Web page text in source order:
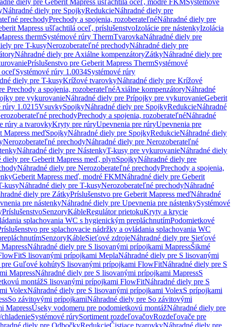
diely pre Geberit Mapress ušľachtilá oceľ, modré FKMSystémové
Náhradné diely pre SpojkyRedukcieNáhradné diely pre
prechodyPrechody a spojenia, rozoberateľnéNáhradné diely pre
Mapress ušľachtilá oceľ, príslušenstvoIzolácie pre nástenkyIzolácia
thermSystémové rúry ThermTvarovkaNáhradné diely pre
pre T-kusyNerozoberateľné prechodyNáhradné diely pre
Náhradné diely pre Axiálne kompenzátoryZátkyNáhradné diely pre
Príslušenstvo pre Geberit Mapress ThermSystémové
oceľSystémové rúry 1.0034Systémové rúry
diely pre T-kusyKrížové tvarovkyNáhradné diely pre Krížové
Prechody a spojenia, rozoberateľnéAxiálne kompenzátoryNáhradné
pre vykurovanieNáhradné diely pre Prípojky pre vykurovanieGeberit
rúry 1.0215VsuvkySpojkyNáhradné diely pre SpojkyRedukcieNáhradné
prechodyPrechody a spojenia, rozoberateľnéNáhradné
rúry a tvarovkyKryty pre rúryUpevnenia pre rúryUpevnenia pre
Mapress meďSpojkyNáhradné diely pre SpojkyRedukcieNáhradné diely
Nerozoberateľné prechodyNáhradné diely pre Nerozoberateľné
Náhradné diely pre NástenkyT-kusy pre vykurovanieNáhradné diely
diely pre Geberit Mapress meď, plynSpojkyNáhradné diely pre
Náhradné diely pre Nerozoberateľné prechodyPrechody a spojenia,
Geberit Mapress meď, modré FKMNáhradné diely pre Geberit
kusyNáhradné diely pre T-kusyNerozoberateľné prechodyNáhradné
diely pre ZátkyPríslušenstvo pre Geberit Mapress meďNáhradné
pre nástenkyNáhradné diely pre Upevnenia pre nástenkySystémové
PríslušenstvoSenzoryKábleRegulátor prietokuKryty a krycie
splachovania WC s hygienickým prepláchnutímPodomietkové
pre splachovacie nádržky a ovládania splachovania WC
SenzoryKábleSieťové zdrojeNáhradné diely pre Sieťové
Náhradné diely pre S lisovanými prípojkami MapressŠikmé
S lisovanými prípojkami MeplaNáhradné diely pre S lisovanými
pre Guľové kohútyS lisovanými prípojkami FlowFitNáhradné diely pre S
MapressNáhradné diely pre S lisovanými prípojkami MapressS
montážS lisovanými prípojkami FlowFitNáhradné diely pre S
VolexNáhradné diely pre S lisovanými prípojkami VolexS prípojkami
So závitovými prípojkamiNáhradné diely pre So závitovými
MapressÚseky vodomeru pre podomietkovú montážNáhradné diely pre
Systémové rúrySortiment rozdeľovačovRozdeľovače pre
diely pre OdbočkyRedukcieČistiace tvarovkyNáhradné diely pre